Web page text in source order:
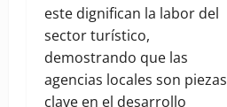
este dignifican la labor del
sector turístico,
demostrando que las
agencias locales son piezas
clave en el desarrollo